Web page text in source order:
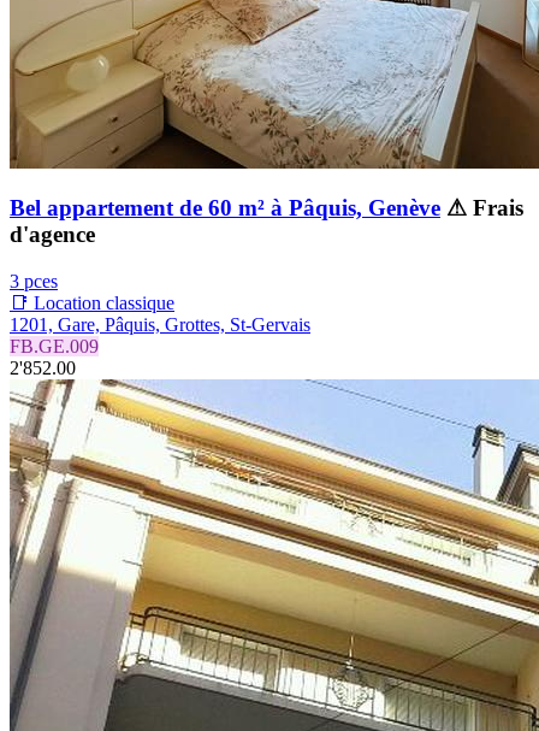
Bel appartement de 60 m² à Pâquis, Genève ⚠ Frais
d'agence
3 pces
📑 Location classique
1201, Gare, Pâquis, Grottes, St-Gervais
FB.GE.009
2'852.00